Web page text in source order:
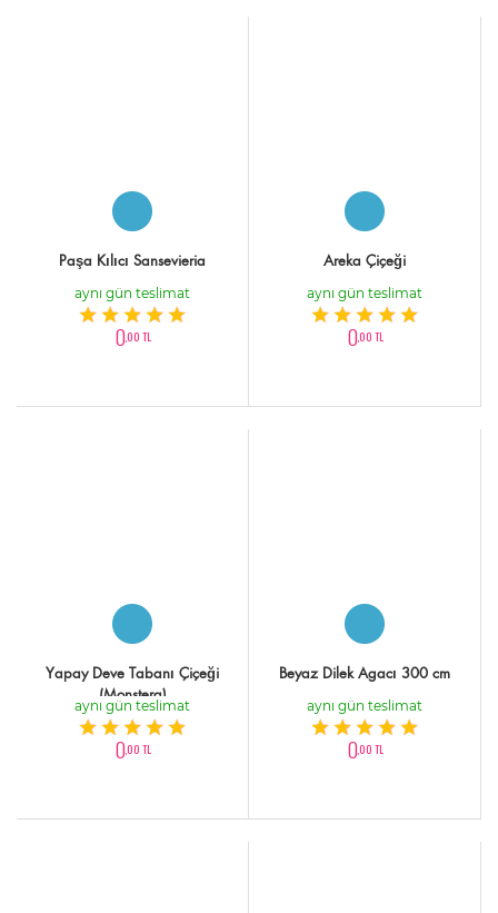
Paşa Kılıcı Sansevieria
aynı gün teslimat
0,00 TL
Areka Çiçeği
aynı gün teslimat
0,00 TL
Yapay Deve Tabanı Çiçeği
(Monstera)
aynı gün teslimat
0,00 TL
Beyaz Dilek Agacı 300 cm
aynı gün teslimat
0,00 TL